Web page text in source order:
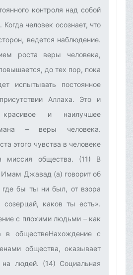
контроля над собой
человек осознает, что
ведется наблюдение.
роста веры человека,
до тех пор, пока
испытывать постоянное
Аллаха. Это и
и наилучшее
– веры человека.
этого чувства в человеке
миссия общества. (11) В
Джавад (а) говорит об
где бы ты ни был, от взора
созерцай, каков ты есть».
с плохими людьми – как
в обществеНахождение с
общества, оказывает
на людей. (14) Социальная